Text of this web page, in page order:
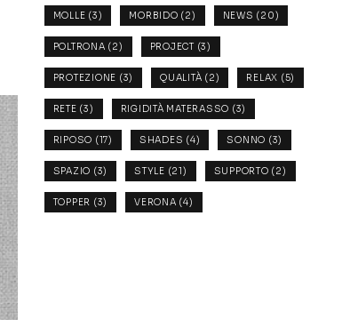
MOLLE (3) MORBIDO (2) NEWS (20)
POLTRONA (2) PROJECT(3)
PROTEZIONE (3) QUALITÀ (2) RELAX (5)
RETE (3) RIGIDITÀ MATERASSO (3)
RIPOSO (17) SHADES (4) SONNO (3)
SPAZIO (3) STYLE (21) SUPPORTO (2)
TOPPER (3) VERONA (4)